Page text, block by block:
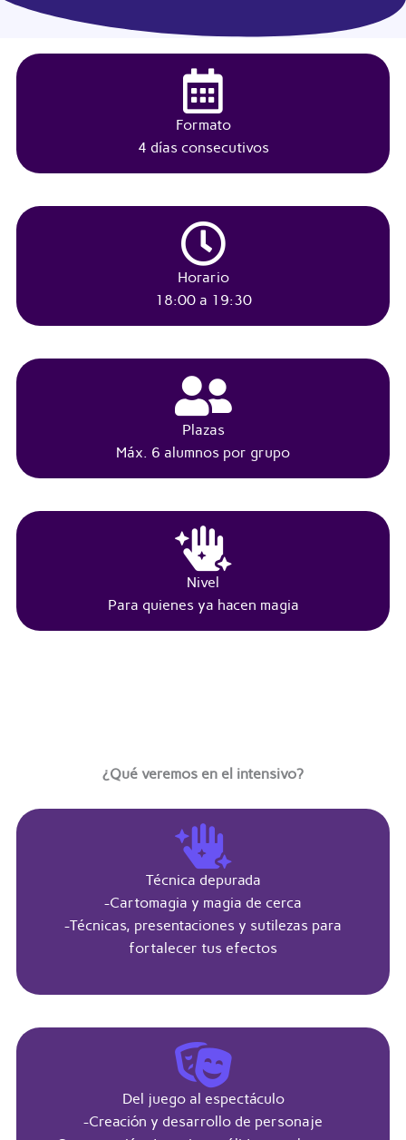
Formato
4 días consecutivos
Horario
18:00 a 19:30
Plazas
Máx. 6 alumnos por grupo
Nivel
Para quienes ya hacen magia
¿Qué veremos en el intensivo?
Técnica depurada
-Cartomagia y magia de cerca
-Técnicas, presentaciones y sutilezas para
fortalecer tus efectos
Del juego al espectáculo
-Creación y desarrollo de personaje